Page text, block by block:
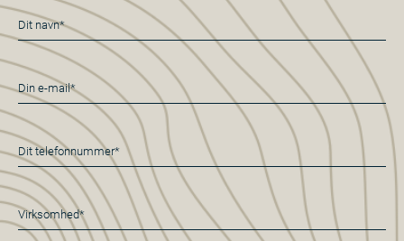
Navn
*
E-
mail
*
Telefon
*
Virksomhed*
*